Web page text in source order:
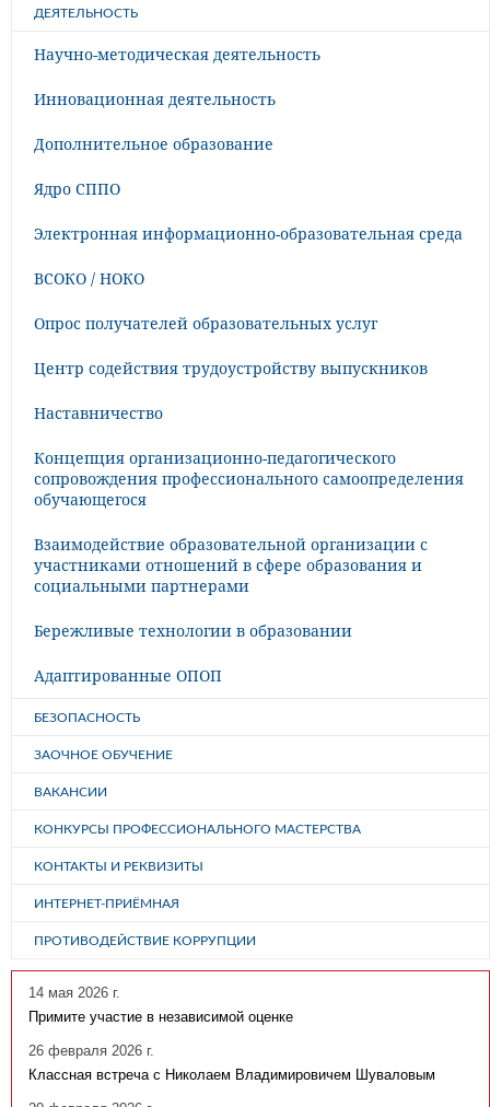
ДЕЯТЕЛЬНОСТЬ
Научно-методическая деятельность
Инновационная деятельность
Дополнительное образование
Ядро СППО
Электронная информационно-образовательная среда
ВСОКО / НОКО
Опрос получателей образовательных услуг
Центр содействия трудоустройству выпускников
Наставничество
Концепция организационно-педагогического
сопровождения профессионального самоопределения
обучающегося
Взаимодействие образовательной организации с
участниками отношений в сфере образования и
социальными партнерами
Бережливые технологии в образовании
Адаптированные ОПОП
БЕЗОПАСНОСТЬ
ЗАОЧНОЕ ОБУЧЕНИЕ
ВАКАНСИИ
КОНКУРСЫ ПРОФЕССИОНАЛЬНОГО МАСТЕРСТВА
КОНТАКТЫ И РЕКВИЗИТЫ
ИНТЕРНЕТ-ПРИЁМНАЯ
ПРОТИВОДЕЙСТВИЕ КОРРУПЦИИ
14 мая 2026 г.
Примите участие в независимой оценке
26 февраля 2026 г.
Классная встреча с Николаем Владимировичем Шуваловым